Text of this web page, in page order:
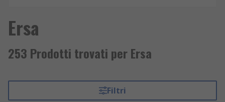
Ersa
253 Prodotti trovati per Ersa
Filtri